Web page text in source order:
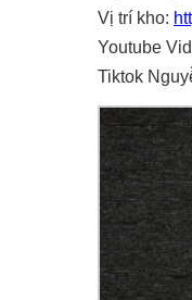
Vị trí kho:
Youtube
Tiktok